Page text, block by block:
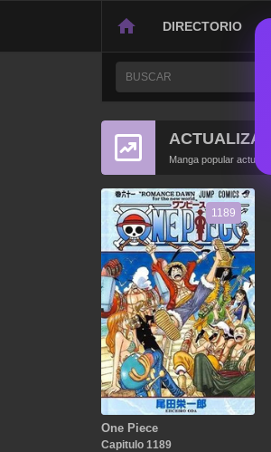
DIRECTORIO
Manga popular
1189
One Piece
Capitulo 1189